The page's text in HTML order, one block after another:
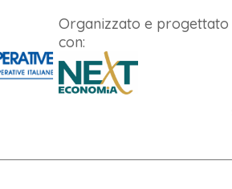
Organizzato e progettato
con: